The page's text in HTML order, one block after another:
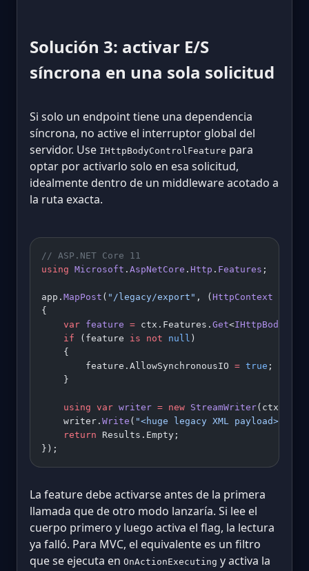
Solución 3: activar E/S
síncrona en una sola solicitud
Si solo un endpoint tiene una dependencia
síncrona, no active el interruptor global del
servidor. Use IHttpBodyControlFeature para
optar por activarlo solo en esa solicitud,
idealmente dentro de un middleware acotado a
la ruta exacta.
// ASP.NET Core 11
using Microsoft . AspNetCore . Http . Features ;
app. MapPost ( "/legacy/export" , ( HttpContext
{
    var
feature = ctx.Features. Get<
    if
(feature is not null )
    {
        feature.AllowSynchronousIO
= true ;
    }
    using
var writer = new StreamWriter
    writer.
Write ( "<huge legacy XML payload>"
    return
Results.Empty;
});
La feature debe activarse antes de la primera
llamada que de otro modo lanzaría. Si lee el
cuerpo primero y luego activa el flag, la lectura
ya falló. Para MVC, el equivalente es un filtro
que se ejecuta en OnActionExecuting y activa la